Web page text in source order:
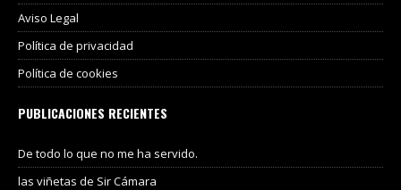
Aviso Legal
Política de privacidad
Política de cookies
PUBLICACIONES RECIENTES
De todo lo que no me ha servido.
las viñetas de Sir Cámara